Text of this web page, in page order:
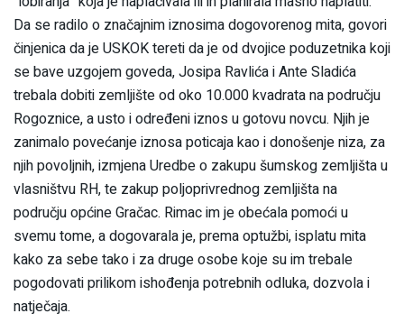
Da se radilo o značajnim iznosima dogovorenog mita, govori
činjenica da je USKOK tereti da je od dvojice poduzetnika koji
se bave uzgojem goveda, Josipa Ravlića i Ante Sladića
trebala dobiti zemljište od oko 10.000 kvadrata na području
Rogoznice, a usto i određeni iznos u gotovu novcu. Njih je
zanimalo povećanje iznosa poticaja kao i donošenje niza, za
njih povoljnih, izmjena Uredbe o zakupu šumskog zemljišta u
vlasništvu RH, te zakup poljoprivrednog zemljišta na
području općine Gračac. Rimac im je obećala pomoći u
svemu tome, a dogovarala je, prema optužbi, isplatu mita
kako za sebe tako i za druge osobe koje su im trebale
pogodovati prilikom ishođenja potrebnih odluka, dozvola i
natječaja.